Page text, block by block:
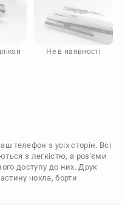
Не в наявності
телефон з усіх сторін. Всі
з легкістю, а роз'єми
доступу до них. Друк
чохла, борти